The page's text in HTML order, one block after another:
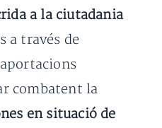
a la ciutadania
a través de
combatent la
en situació de